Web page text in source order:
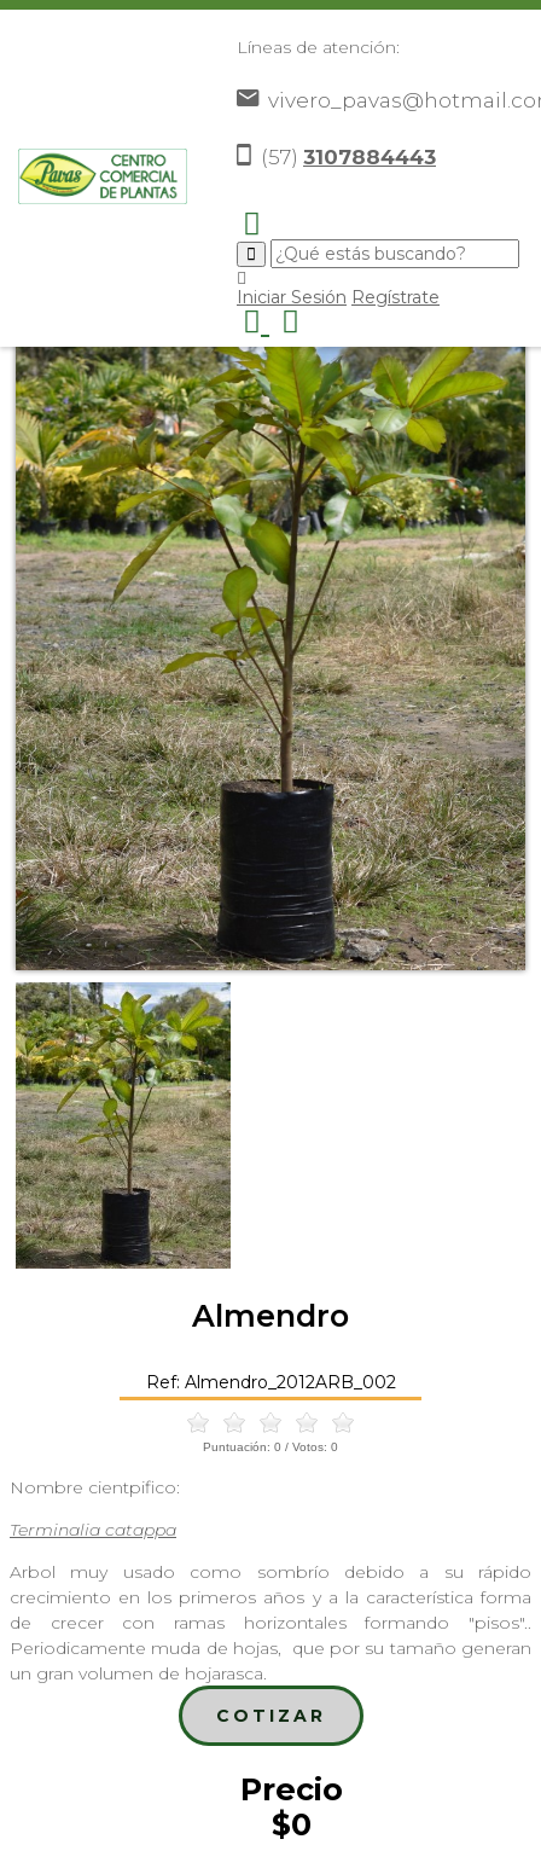
Líneas de atención:
(57) 3107884443
Iniciar Sesión Regístrate
Árboles Ornamentales>Almendro>
Almendro
Ref: Almendro_2012ARB_002
Puntuación: 0 / Votos: 0
Nombre cientpifico:
Terminalia catappa
Arbol muy usado como sombrío debido a su rápido
crecimiento en los primeros años y a la característica forma
de crecer con ramas horizontales formando "pisos"..
Periodicamente muda de hojas, que por su tamaño generan
un gran volumen de hojarasca.
COTIZAR
Precio
$0